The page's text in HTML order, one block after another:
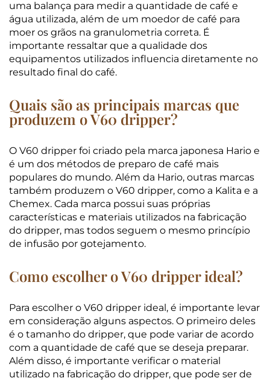
uma balança para medir a quantidade de café e
água utilizada, além de um moedor de café para
moer os grãos na granulometria correta. É
importante ressaltar que a qualidade dos
equipamentos utilizados influencia diretamente no
resultado final do café.
Quais são as principais marcas que
produzem o V60 dripper?
O V60 dripper foi criado pela marca japonesa Hario e
é um dos métodos de preparo de café mais
populares do mundo. Além da Hario, outras marcas
também produzem o V60 dripper, como a Kalita e a
Chemex. Cada marca possui suas próprias
características e materiais utilizados na fabricação
do dripper, mas todos seguem o mesmo princípio
de infusão por gotejamento.
Como escolher o V60 dripper ideal?
Para escolher o V60 dripper ideal, é importante levar
em consideração alguns aspectos. O primeiro deles
é o tamanho do dripper, que pode variar de acordo
com a quantidade de café que se deseja preparar.
Além disso, é importante verificar o material
utilizado na fabricação do dripper, que pode ser de